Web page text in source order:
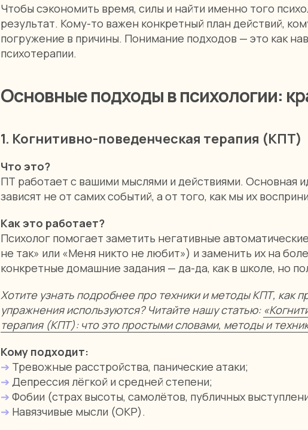
Чтобы сэкономить время, силы и найти именно того
результат. Кому-то важен конкретный план действий,
погружение в причины. Понимание подходов — это как
психотерапии.
Основные подходы в психологии:
1. Когнитивно-поведенческая терапия (КПТ)
Что это?
ПТ работает с вашими мыслями и действиями. Основная
зависят не от самих событий, а от того, как мы их
Как это работает?
Психолог помогает заметить негативные
не так» или «Меня никто не любит») и заменить их на
конкретные домашние задания — да-да, как в школе, но
Хотите узнать подробнее про техники и методы КПТ, как
упражнения используются? Читайте нашу статью:
терапия (КПТ): что это простыми словами, методы и
Кому подходит:
➔ Тревожные расстройства, панические атаки;
➔ Депрессия лёгкой и средней степени;
➔ Фобии (страх высоты, самолётов, публичных
➔ Навязчивые мысли (ОКР).